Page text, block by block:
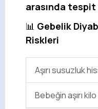
arasında
📊 Gebelik
Riskleri
Aşırı susuzluk
Bebeğin aşırı